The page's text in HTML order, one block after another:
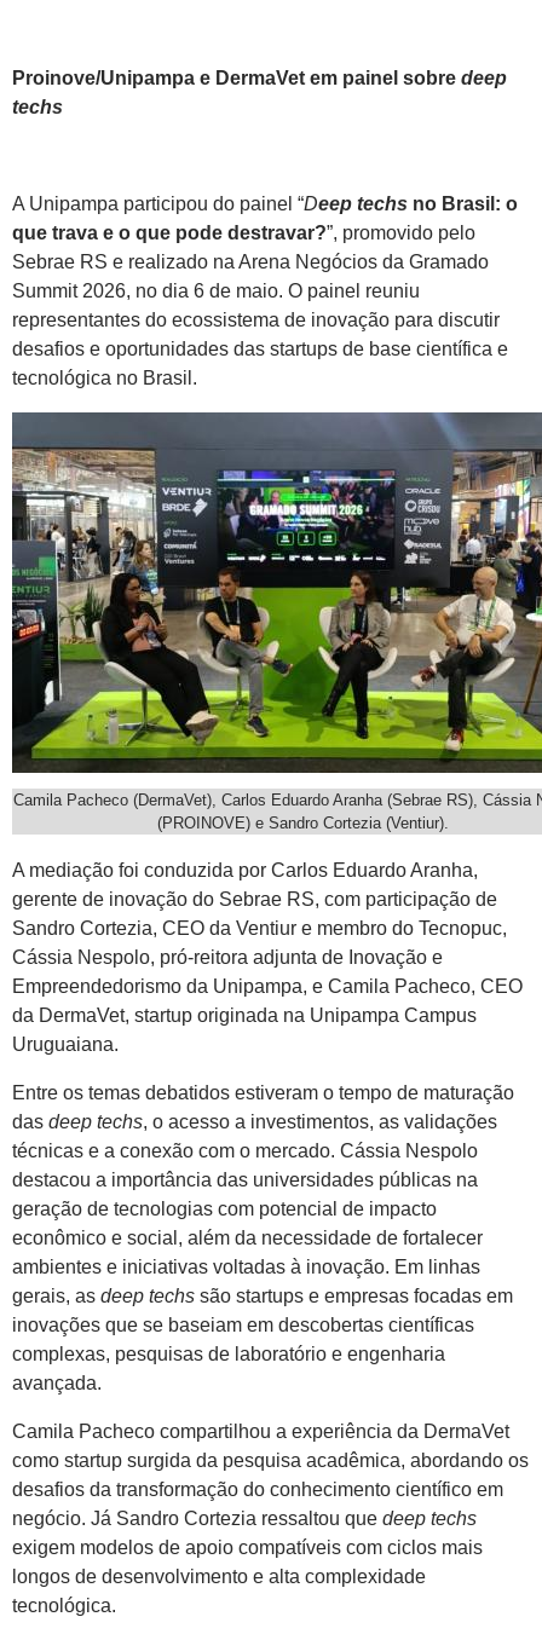
Proinove/Unipampa e DermaVet em painel sobre deep
techs
A Unipampa participou do painel “Deep techs no Brasil: o
que trava e o que pode destravar?”, promovido pelo
Sebrae RS e realizado na Arena Negócios da Gramado
Summit 2026, no dia 6 de maio. O painel reuniu
representantes do ecossistema de inovação para discutir
desafios e oportunidades das startups de base científica e
tecnológica no Brasil.
Camila Pacheco (DermaVet), Carlos Eduardo Aranha (Sebrae RS), Cássia
(PROINOVE) e Sandro Cortezia (Ventiur).
A mediação foi conduzida por Carlos Eduardo Aranha,
gerente de inovação do Sebrae RS, com participação de
Sandro Cortezia, CEO da Ventiur e membro do Tecnopuc,
Cássia Nespolo, pró-reitora adjunta de Inovação e
Empreendedorismo da Unipampa, e Camila Pacheco, CEO
da DermaVet, startup originada na Unipampa Campus
Uruguaiana.
Entre os temas debatidos estiveram o tempo de maturação
das deep techs, o acesso a investimentos, as validações
técnicas e a conexão com o mercado. Cássia Nespolo
destacou a importância das universidades públicas na
geração de tecnologias com potencial de impacto
econômico e social, além da necessidade de fortalecer
ambientes e iniciativas voltadas à inovação. Em linhas
gerais, as deep techs são startups e empresas focadas em
inovações que se baseiam em descobertas científicas
complexas, pesquisas de laboratório e engenharia
avançada.
Camila Pacheco compartilhou a experiência da DermaVet
como startup surgida da pesquisa acadêmica, abordando os
desafios da transformação do conhecimento científico em
negócio. Já Sandro Cortezia ressaltou que deep techs
exigem modelos de apoio compatíveis com ciclos mais
longos de desenvolvimento e alta complexidade
tecnológica.